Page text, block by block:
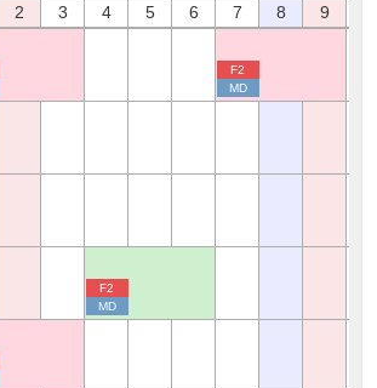
2 3 4 5 6 7 8 9
F2
MD
F2
MD